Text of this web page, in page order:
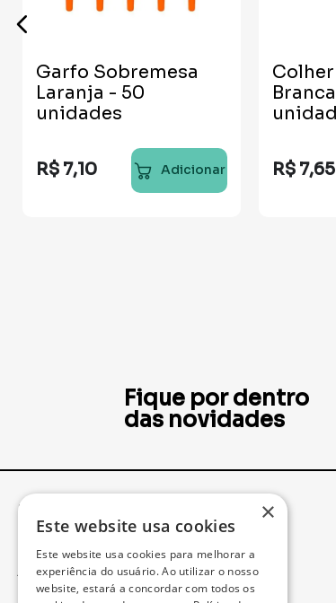
Garfo Sobremesa
Laranja - 50
unidades
R$ 7,10 Adicionar R$ 7,65
Fique por dentro
das novidades
Institucional
Acompanhe seu Pedido
×
Este website usa cookies
Este website usa cookies para melhorar a
experiência do usuário. Ao utilizar o nosso
website, estará a concordar com todos os